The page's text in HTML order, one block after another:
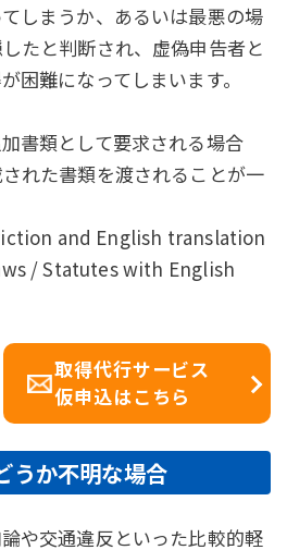
しまうか、あるいは最悪の場
たと判断され、虚偽申告者と
困難になってしまいます。
書類として要求される場合
れた書類を渡されることが一
and English translation
/ Statutes with English
取得代行サービス
仮申込はこちら
うか不明な場合
や交通違反といった比較的軽